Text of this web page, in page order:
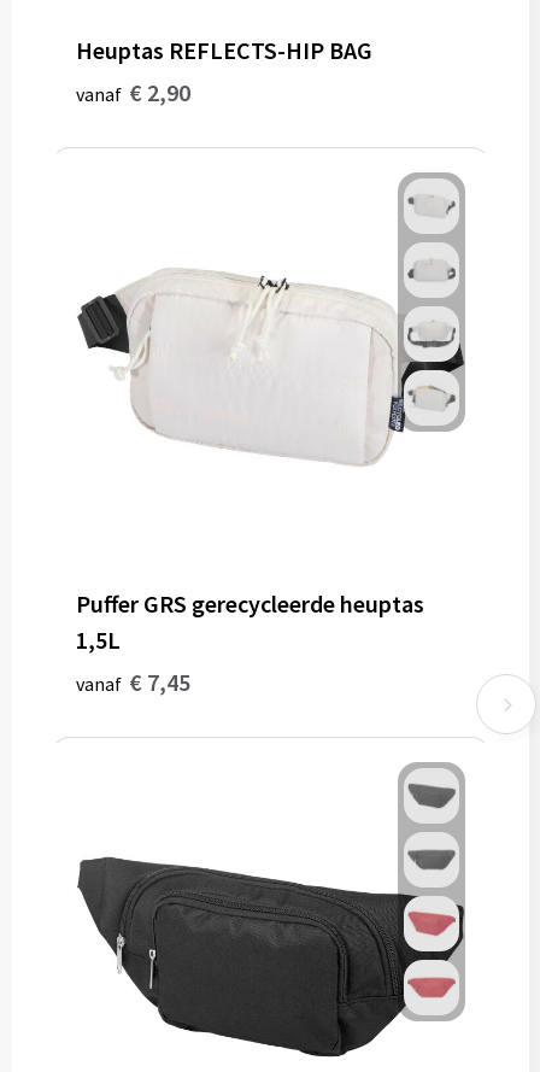
Heuptas REFLECTS-HIP BAG
vanaf € 2,90
Puffer GRS gerecycleerde heuptas
1,5L
vanaf € 7,45